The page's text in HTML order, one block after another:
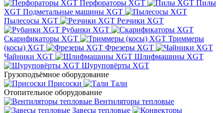
Перфораторы XGT
Пилы
XGT Подметальные машины XGT
Пылесосы XGT
Резчики XGT
Рубанки XGT
Скарификаторы XGT
Триммеры
(косы) XGT
Фрезеры XGT
Чайники XGT
Шлифмашины XGT
Шуруповёрты XGT
Грузоподъёмное оборудование
Присоски
Тали
Отопительное оборудование
Вентиляторы тепловые
Завесы тепловые